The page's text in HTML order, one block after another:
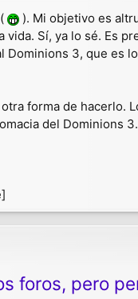
). Mi objetivo es
vida. Sí, ya lo sé. Es
3, que es
forma de hacerlo.
del Dominions
foros, pero